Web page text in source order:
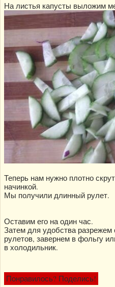
На листья капусты выложим
Теперь нам нужно плотно
начинкой.
Мы получили длинный рулет.
Оставим его на один час.
Затем для удобства разрежем
рулетов, завернем в фольгу
в холодильник.
Понравилось? Поделись!